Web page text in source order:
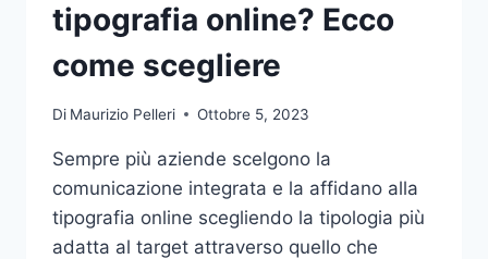
tipografia online? Ecco
come scegliere
Di Maurizio Pelleri Ottobre 5, 2023
Sempre più aziende scelgono la
comunicazione integrata e la affidano alla
tipografia online scegliendo la tipologia più
adatta al target attraverso quello che